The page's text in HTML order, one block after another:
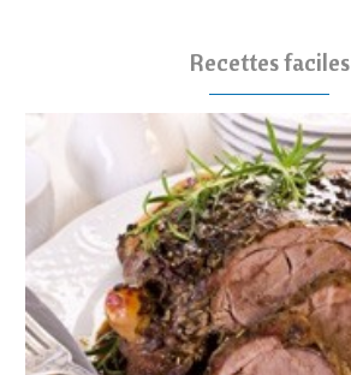
Recettes faciles